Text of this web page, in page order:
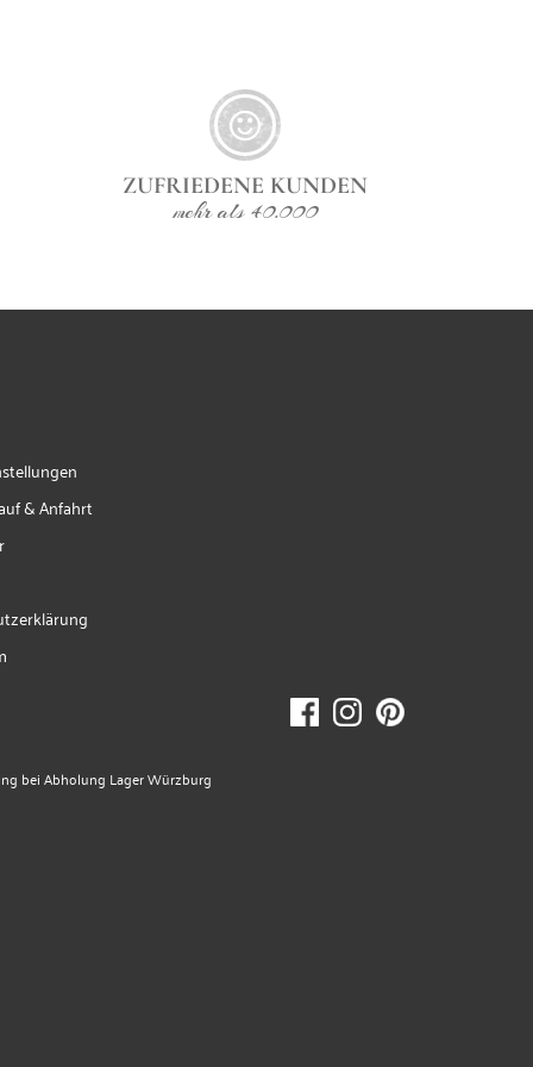
ZUFRIEDENE KUNDEN
mehr als 40.000
& Anfahrt
bei Abholung Lager Würzburg